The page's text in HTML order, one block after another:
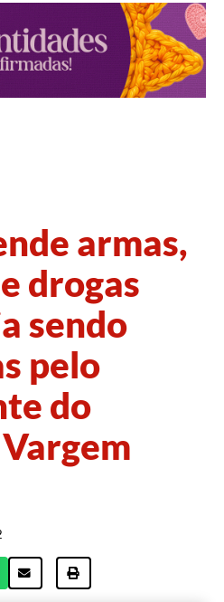
armas,
drogas
sendo
pelo
do